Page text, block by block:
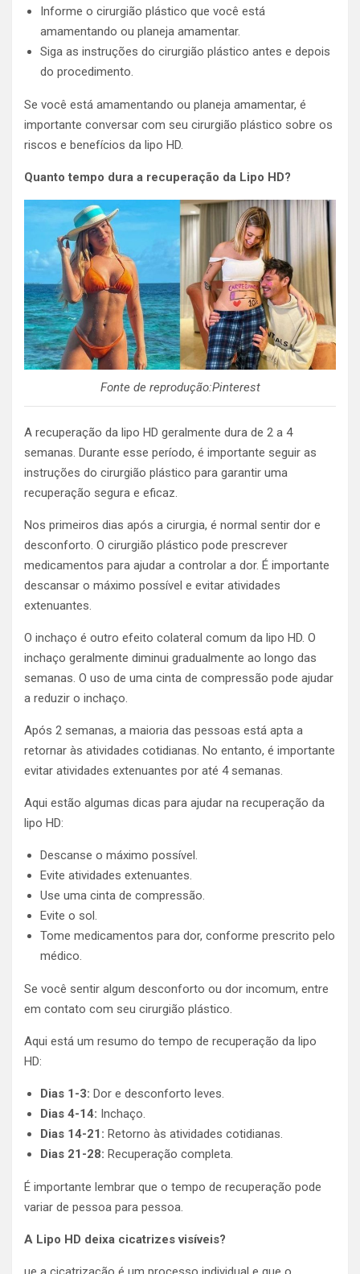
Informe o cirurgião plástico que você está
amamentando ou planeja amamentar.
Siga as instruções do cirurgião plástico antes e depois
do procedimento.
Se você está amamentando ou planeja amamentar, é
importante conversar com seu cirurgião plástico sobre os
riscos e benefícios da lipo HD.
Quanto tempo dura a recuperação da Lipo HD?
Fonte de reprodução:Pinterest
A recuperação da lipo HD geralmente dura de 2 a 4
semanas. Durante esse período, é importante seguir as
instruções do cirurgião plástico para garantir uma
recuperação segura e eficaz.
Nos primeiros dias após a cirurgia, é normal sentir dor e
desconforto. O cirurgião plástico pode prescrever
medicamentos para ajudar a controlar a dor. É importante
descansar o máximo possível e evitar atividades
extenuantes.
O inchaço é outro efeito colateral comum da lipo HD. O
inchaço geralmente diminui gradualmente ao longo das
semanas. O uso de uma cinta de compressão pode ajudar
a reduzir o inchaço.
Após 2 semanas, a maioria das pessoas está apta a
retornar às atividades cotidianas. No entanto, é importante
evitar atividades extenuantes por até 4 semanas.
Aqui estão algumas dicas para ajudar na recuperação da
lipo HD:
Descanse o máximo possível.
Evite atividades extenuantes.
Use uma cinta de compressão.
Evite o sol.
Tome medicamentos para dor, conforme prescrito pelo
médico.
Se você sentir algum desconforto ou dor incomum, entre
em contato com seu cirurgião plástico.
Aqui está um resumo do tempo de recuperação da lipo
HD:
Dias 1-3: Dor e desconforto leves.
Dias 4-14: Inchaço.
Dias 14-21: Retorno às atividades cotidianas.
Dias 21-28: Recuperação completa.
É importante lembrar que o tempo de recuperação pode
variar de pessoa para pessoa.
A Lipo HD deixa cicatrizes visíveis?